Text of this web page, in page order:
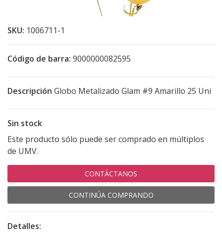
SKU: 1006711-1
Código de barra: 9000000082595
Descripción Globo Metalizado Glam #9 Amarillo 25 Uni
Sin stock
Este producto sólo puede ser comprado en múltiplos
de UMV.
CONTÁCTANOS
CONTINÚA COMPRANDO
Detalles: